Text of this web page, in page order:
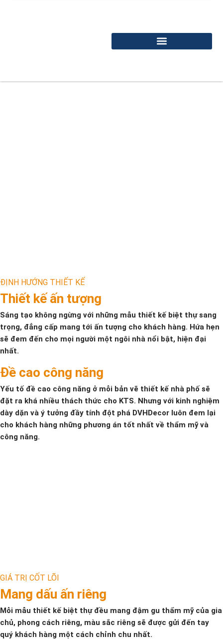
ĐỊNH HƯỚNG THIẾT KẾ
Thiết kế ấn tượng
Sáng tạo không ngừng với những mẫu thiết kế biệt thự sang
trọng, đẳng cấp mang tới ấn tượng cho khách hàng. Hứa hẹn
sẽ đem đến cho mọi người một ngôi nhà nổi bật, hiện đại
nhất.
Đề cao công năng
Yếu tố đề cao công năng ở mỗi bản vẽ thiết kế nhà phố sẽ
đặt ra khá nhiều thách thức cho KTS. Nhưng với kinh nghiệm
dày dặn và ý tưởng đầy tính đột phá DVHDecor luôn đem lại
cho khách hàng những phương án tốt nhất về thẩm mỹ và
công năng.
GIÁ TRỊ CỐT LÕI
Mang dấu ấn riêng
Mỗi mẫu thiết kế biệt thự đều mang đậm gu thẩm mỹ của gia
chủ, phong cách riêng, màu sắc riêng sẽ được gửi đến tay
quý khách hàng một cách chỉnh chu nhất.